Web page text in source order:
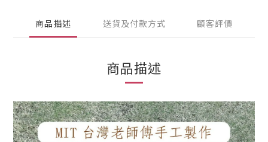
商品描述 送貨及付款方式 顧客評價
商品描述